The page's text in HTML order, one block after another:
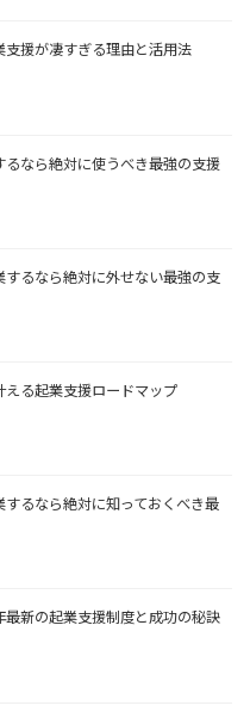
援が凄すぎる理由と活用法
なら絶対に使うべき最強の支援
するなら絶対に外せない最強の支
る起業支援ロードマップ
するなら絶対に知っておくべき最
新の起業支援制度と成功の秘訣